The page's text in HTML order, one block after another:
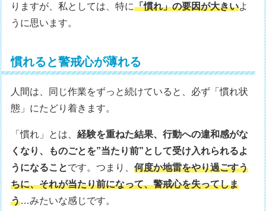
りますが、私としては、特に「慣れ」の要因が大きいよ
うに思います。
慣れると警戒心が薄れる
人間は、同じ作業をずっと続けていると、必ず「慣れ状
態」にたどり着きます。
「慣れ」とは、経験を重ねた結果、行動への違和感がな
くなり、ものごとを”当たり前”として受け入れられるよ
うになることです。つまり、何度か地雷をやり過ごすう
ちに、それが当たり前になって、警戒心を失ってしま
う…みたいな感じです。